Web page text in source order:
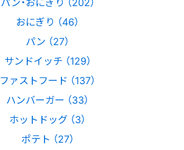
おにぎり （46）
パン （27）
サンドイッチ （129）
ファストフード （137）
ハンバーガー （33）
ホットドッグ （3）
ポテト （27）